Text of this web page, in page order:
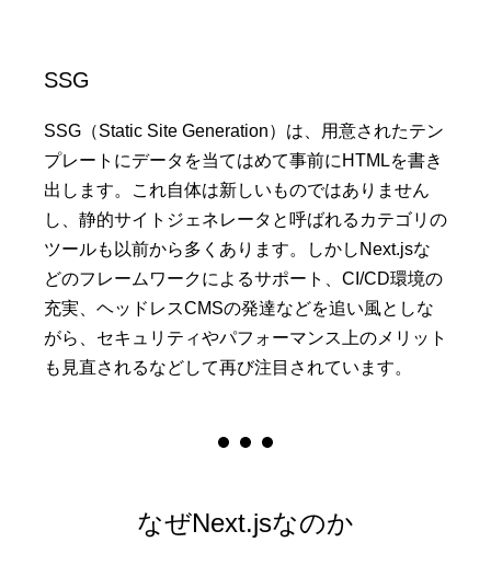
SSG
SSG（Static Site Generation）は、用意されたテン
プレートにデータを当てはめて事前にHTMLを書き
出します。これ自体は新しいものではありません
し、静的サイトジェネレータと呼ばれるカテゴリの
ツールも以前から多くあります。しかしNext.jsな
どのフレームワークによるサポート、CI/CD環境の
充実、ヘッドレスCMSの発達などを追い風としな
がら、セキュリティやパフォーマンス上のメリット
も見直されるなどして再び注目されています。
なぜNext.jsなのか